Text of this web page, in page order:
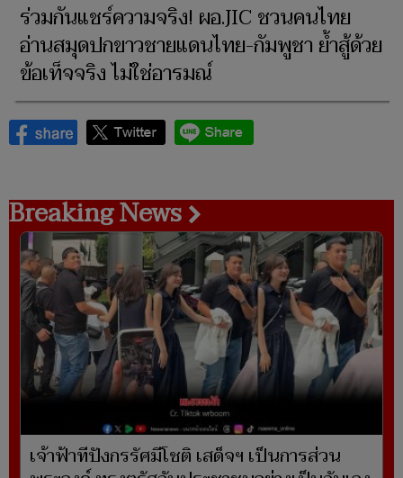
ร่วมกันแชร์ความจริง! ผอ.JIC ชวนคนไทย
อ่านสมุดปกขาวชายแดนไทย-กัมพูชา ย้ำสู้ด้วย
ข้อเท็จจริง ไม่ใช่อารมณ์
Breaking News
เจ้าฟ้าทีปังกรรัศมีโชติ เสด็จฯ เป็นการส่วน